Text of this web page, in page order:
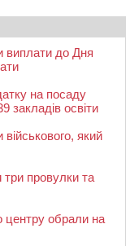
виплати до Дня
на посаду
закладів освіти
який
провулки та
центру обрали на